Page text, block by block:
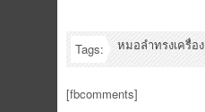
Tags: หมอลำทรงเครื่อง
[fbcomments]